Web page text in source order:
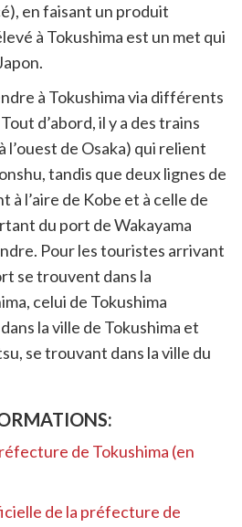
en faisant un produit
à Tokushima est un met qui
à Tokushima via différents
d’abord, il y a des trains
l’ouest de Osaka) qui relient
tandis que deux lignes de
à l’aire de Kobe et à celle de
du port de Wakayama
Pour les touristes arrivant
se trouvent dans la
celui de Tokushima
la ville de Tokushima et
se trouvant dans la ville du
de Tokushima (en
de la préfecture de